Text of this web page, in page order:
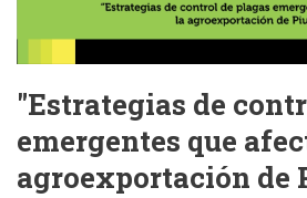
"Estrategias de
emergentes que
agroexportación de